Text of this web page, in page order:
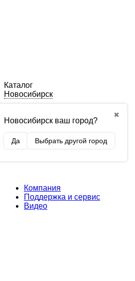
Каталог
Новосибирск
✖
Новосибирск ваш город?
Да Выбрать другой город
Компания
Поддержка и сервис
Видео